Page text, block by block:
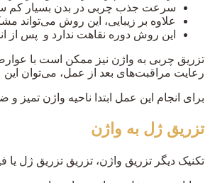
سرعت جذب چربی در بدن بسیار کم ست،
علاوه بر زیبایی، این روش می‌تواند
این روش دوره نقاهت ندارد و پس از
تزریق چربی به واژن نیز ممکن است با
رعایت مراقبت‌های بعد از عمل، می‌توان
برای انجام این عمل ابتدا ناحیه واژن
تزریق ژل به واژن
تکنیک دیگر تزریق واژن، تزریق تزریق ژل